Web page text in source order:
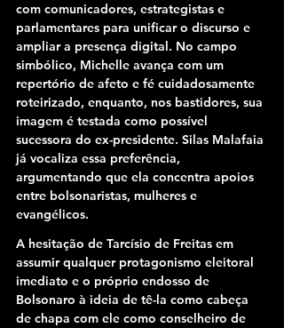
com comunicadores, estrategistas e
parlamentares para unificar o discurso e
ampliar a presença digital. No campo
simbólico, Michelle avança com um
repertório de afeto e fé cuidadosamente
roteirizado, enquanto, nos bastidores, sua
imagem é testada como possível
sucessora do ex-presidente. Silas Malafaia
já vocaliza essa preferência,
argumentando que ela concentra apoios
entre bolsonaristas, mulheres e
evangélicos.
A hesitação de Tarcísio de Freitas em
assumir qualquer protagonismo eleitoral
imediato e o próprio endosso de
Bolsonaro à ideia de tê-la como cabeça
de chapa com ele como conselheiro de